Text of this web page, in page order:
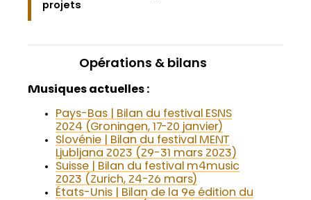
projets
Opérations & bilans
Musiques actuelles :
Pays-Bas | Bilan du festival ESNS
2024 (Groningen, 17-20 janvier)
Slovénie | Bilan du festival MENT
Ljubljana 2023 (29-31 mars 2023)
Suisse | Bilan du festival m4music
2023 (Zurich, 24-26 mars)
États-Unis | Bilan de la 9e édition du